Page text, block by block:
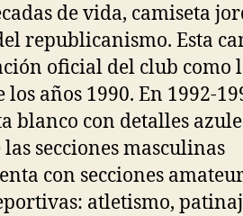
de vida, camiseta
republicanismo. Esta
oficial del club como
años 1990. En 1992-
blanco con detalles
secciones masculinas
con secciones
atletismo,